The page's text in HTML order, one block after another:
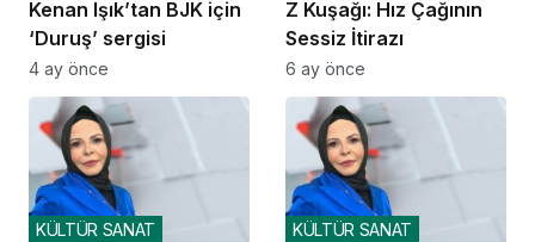
Kenan Işık’tan BJK için
‘Duruş’ sergisi
4 ay önce
Z Kuşağı: Hız Çağının
Sessiz İtirazı
6 ay önce
KÜLTÜR SANAT KÜLTÜR SANAT